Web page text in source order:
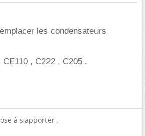
les condensateurs
, C222 , C205 .
à s'apporter .